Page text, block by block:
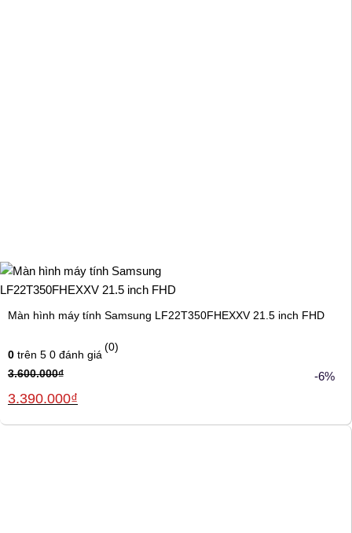
Màn hình máy tính Samsung LF22T350FHEXXV 21.5 inch FHD
0 trên 5 0 đánh giá
(0)
3.600.000₫
Giá
là:
3.390.000₫
tại
-6%